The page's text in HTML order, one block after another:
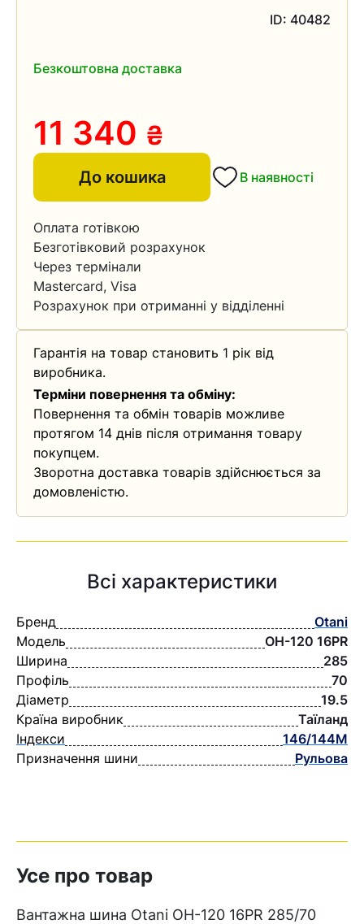
ID: 40482
Безкоштовна доставка
11 340 ₴
До кошика В наявності
Оплата готівкою
Безготівковий розрахунок
Через термінали
Mastercard, Visa
Розрахунок при отриманні у відділенні
Гарантія на товар становить 1 рік від
виробника.
Терміни повернення та обміну:
Повернення та обмін товарів можливе
протягом 14 днів після отримання товару
покупцем.
Зворотна доставка товарів здійснюється за
домовленістю.
Всі характеристики
Бренд
Otani
Модель
OH-120 16PR
Ширина
285
Профіль
70
Діаметр
19.5
Країна виробник
Таїланд
Індекси
146/144M
Призначення шини
Рульова
Усе про товар
Вантажна шина Otani OH-120 16PR 285/70